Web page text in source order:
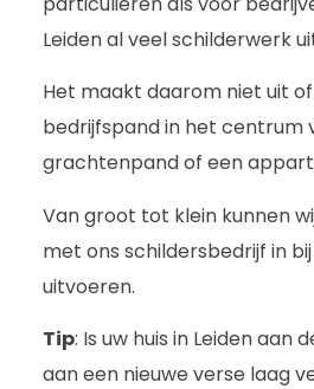
Leiden al veel schilderwerk
Het maakt daarom niet uit
bedrijfspand in het centrum
grachtenpand of een
Van groot tot klein kunnen
met ons schildersbedrijf in bij
uitvoeren.
Tip: Is uw huis in Leiden aan
aan een nieuwe verse laag